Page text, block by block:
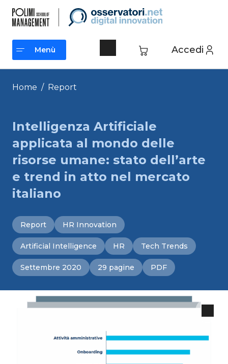
contenuto
Accedi
Menù
Menù
Home / Report
Intelligenza Artificiale
applicata al mondo delle
risorse umane: stato dell’arte
e trend in atto nel mercato
italiano
Report HR Innovation
Artificial Intelligence HR Tech Trends
Settembre 2020 29 pagine PDF